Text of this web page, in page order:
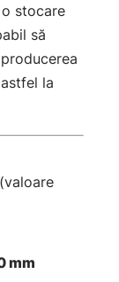
stocare
să
la
mm